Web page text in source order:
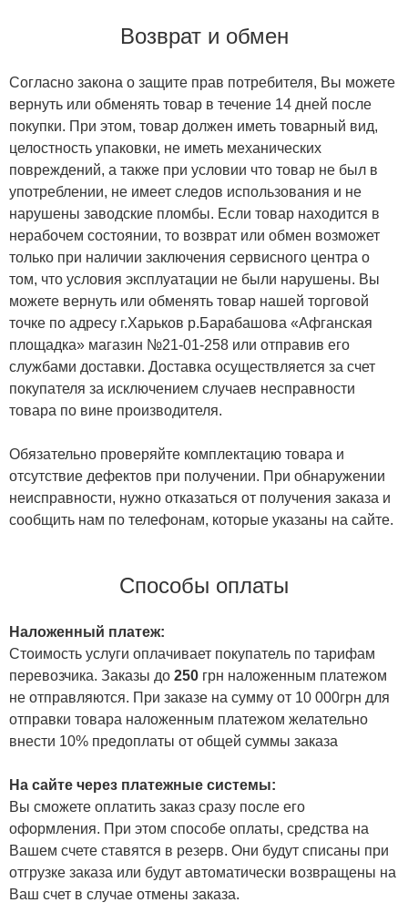
Возврат и обмен
Согласно закона о защите прав потребителя, Вы можете
вернуть или обменять товар в течение 14 дней после
покупки. При этом, товар должен иметь товарный вид,
целостность упаковки, не иметь механических
повреждений, а также при условии что товар не был в
употреблении, не имеет следов использования и не
нарушены заводские пломбы. Если товар находится в
нерабочем состоянии, то возврат или обмен возможет
только при наличии заключения сервисного центра о
том, что условия эксплуатации не были нарушены. Вы
можете вернуть или обменять товар нашей торговой
точке по адресу г.Харьков р.Барабашова «Афганская
площадка» магазин №21-01-258 или отправив его
службами доставки. Доставка осуществляется за счет
покупателя за исключением случаев несправности
товара по вине производителя.
Обязательно проверяйте комплектацию товара и
отсутствие дефектов при получении. При обнаружении
неисправности, нужно отказаться от получения заказа и
сообщить нам по телефонам, которые указаны на сайте.
Способы оплаты
Наложенный платеж:
Стоимость услуги оплачивает покупатель по тарифам
перевозчика. Заказы до 250 грн наложенным платежом
не отправляются. При заказе на сумму от 10 000грн для
отправки товара наложенным платежом желательно
внести 10% предоплаты от общей суммы заказа
На сайте через платежные системы:
Вы сможете оплатить заказ сразу после его
оформления. При этом способе оплаты, средства на
Вашем счете ставятся в резерв. Они будут списаны при
отгрузке заказа или будут автоматически возвращены на
Ваш счет в случае отмены заказа.